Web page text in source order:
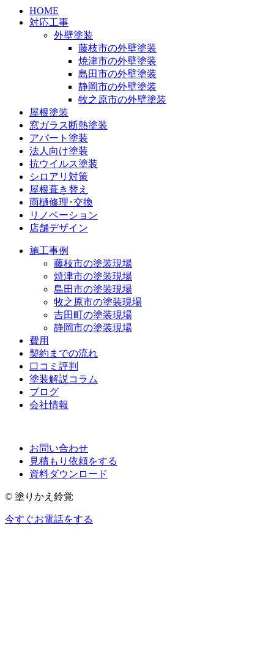
HOME
対応工事
外壁塗装
藤枝市の外壁塗装
焼津市の外壁塗装
島田市の外壁塗装
静岡市の外壁塗装
牧之原市の外壁塗装
屋根塗装
窓ガラス断熱塗装
アパート塗装
法人向け塗装
抗ウイルス塗装
シロアリ対策
屋根葺き替え
雨樋修理･交換
リノベーション
店舗デザイン
施工事例
藤枝市の塗装現場
焼津市の塗装現場
島田市の塗装現場
牧之原市の塗装現場
吉田町の塗装現場
静岡市の塗装現場
費用
契約までの流れ
口コミ評判
塗装解説コラム
ブログ
会社情報
お問い合わせ
見積もり依頼をする
資料ダウンロード
© 塗りかえ鈴覚
今すぐお電話をする